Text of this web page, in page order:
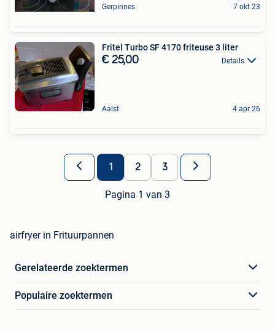
Gerpinnes 7 okt 23
Fritel Turbo SF 4170 friteuse 3 liter
€ 25,00 Details
Aalst 4 apr 26
1 2 3
Pagina 1 van 3
airfryer in Frituurpannen
Gerelateerde zoektermen
Populaire zoektermen